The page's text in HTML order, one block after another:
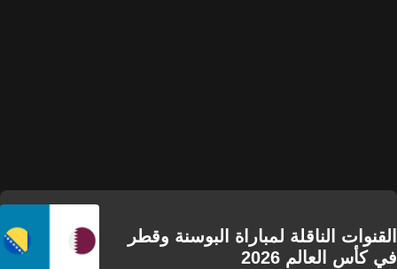
القنوات الناقلة لمباراة البوسنة وقطر
في كأس العالم 2026